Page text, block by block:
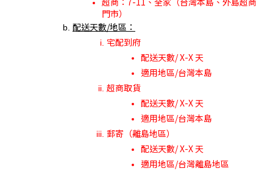
門市）
配送天數/地區：
宅配到府
配送天數/ X-X 天
適用地區/台灣本島
超商取貨
配送天數/ X-X 天
適用地區/台灣本島
郵寄（離島地區）
配送天數/ X-X 天
適用地區/台灣離島地區